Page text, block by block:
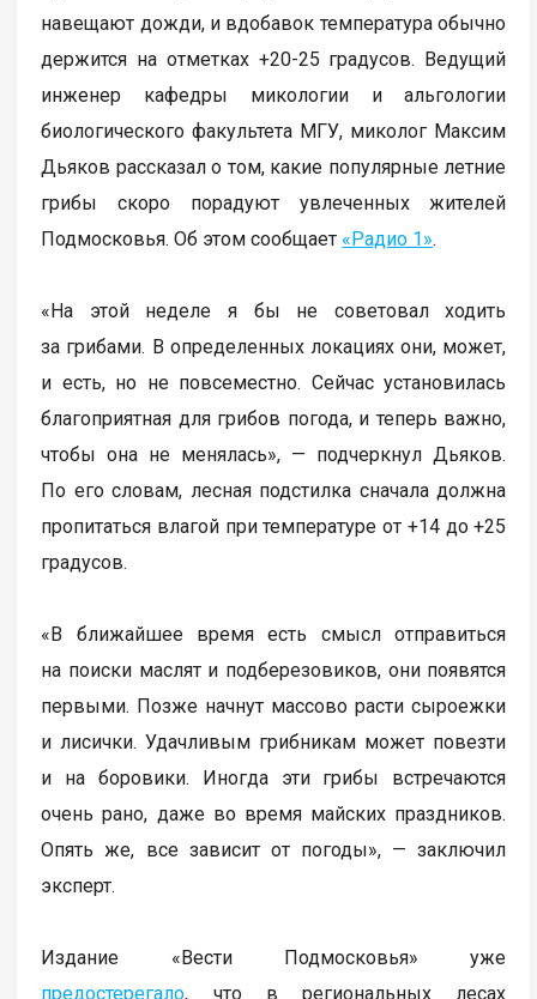
навещают дожди, и вдобавок температура обычно
держится на отметках +20-25 градусов. Ведущий
инженер кафедры микологии и альгологии
биологического факультета МГУ, миколог Максим
Дьяков рассказал о том, какие популярные летние
грибы скоро порадуют увлеченных жителей
Подмосковья. Об этом сообщает «Радио 1».
«На этой неделе я бы не советовал ходить
за грибами. В определенных локациях они, может,
и есть, но не повсеместно. Сейчас установилась
благоприятная для грибов погода, и теперь важно,
чтобы она не менялась», — подчеркнул Дьяков.
По его словам, лесная подстилка сначала должна
пропитаться влагой при температуре от +14 до +25
градусов.
«В ближайшее время есть смысл отправиться
на поиски маслят и подберезовиков, они появятся
первыми. Позже начнут массово расти сыроежки
и лисички. Удачливым грибникам может повезти
и на боровики. Иногда эти грибы встречаются
очень рано, даже во время майских праздников.
Опять же, все зависит от погоды», — заключил
эксперт.
Издание «Вести Подмосковья» уже
предостерегало, что в региональных лесах